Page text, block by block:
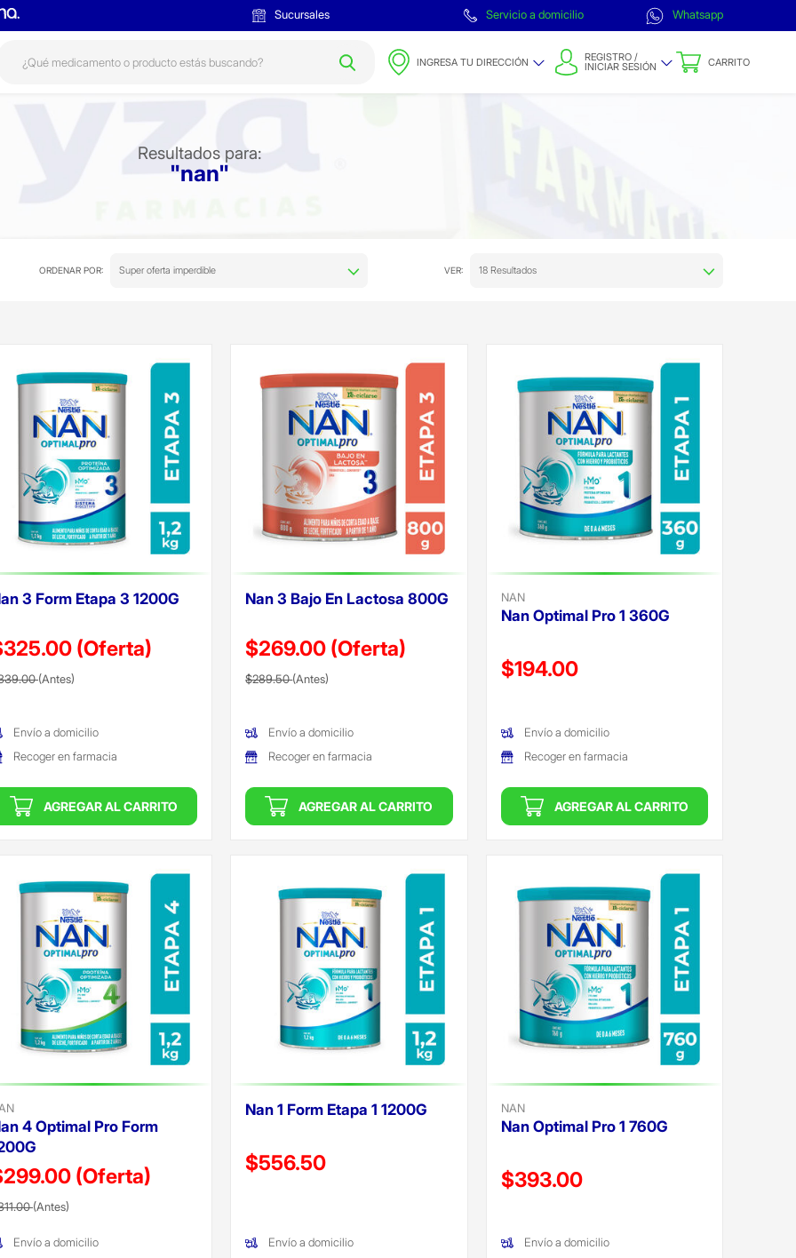
Sucursales Servicio a domicilio Whatsapp
INGRESA TU DIRECCIÓN REGISTRO /
INICIAR SESIÓN CARRITO
Resultados para:
"nan"
ORDENAR POR: Super oferta imperdible VER: 18 Resultados
3 Form Etapa 3 1200G
(Oferta)
reducido de
(Antes)
Envío a domicilio
Recoger en farmacia
AGREGAR AL CARRITO
Nan 3 Bajo En Lactosa 800G
$269.00 (Oferta)
Precio reducido de
$289.50(Antes)
Envío a domicilio
Recoger en farmacia
AGREGAR AL CARRITO
NAN
Nan Optimal Pro 1 360G
Precio reducido de
$194.00
Envío a domicilio
Recoger en farmacia
AGREGAR AL CARRITO
4 Optimal Pro Form
(Oferta)
reducido de
(Antes)
Envío a domicilio
Nan 1 Form Etapa 1 1200G
Precio reducido de
$556.50
Envío a domicilio
NAN
Nan Optimal Pro 1 760G
Precio reducido de
$393.00
Envío a domicilio